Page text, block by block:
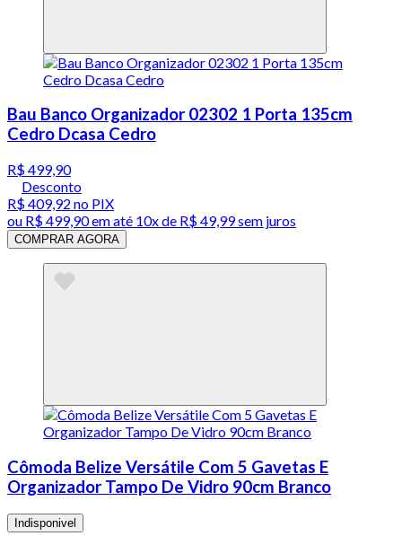
Bau Banco Organizador 02302 1 Porta 135cm
Cedro Dcasa Cedro
R$ 499,90
Desconto
R$ 409,92 no PIX
ou R$ 499,90em até 10x de R$ 49,99 sem juros
COMPRAR AGORA
Cômoda Belize Versátile Com 5 Gavetas E
Organizador Tampo De Vidro 90cm Branco
Indisponivel